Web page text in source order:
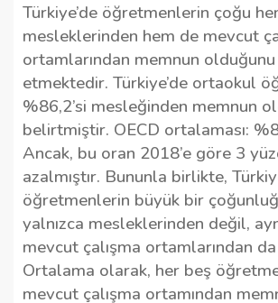
Türkiye’de öğretmenlerin çoğu
mesleklerinden hem de mevcut
ortamlarından memnun
etmektedir. Türkiye’de ortaokul
%86,2’si mesleğinden memnun
belirtmiştir. OECD ortalaması:
Ancak, bu oran 2018’e göre 3
azalmıştır. Bununla birlikte,
öğretmenlerin büyük bir
yalnızca mesleklerinden değil,
mevcut çalışma ortamlarından
Ortalama olarak, her beş
mevcut çalışma ortamından